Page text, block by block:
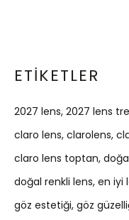
ETIKETLER
2027 lens 2027 lens
claro lens clarolens
claro lens toptan
doğal renkli lens en iyi
göz estetiği göz